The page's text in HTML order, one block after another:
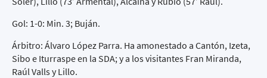
Gol: 1-0: Min. 3; Buján.
Árbitro: Álvaro López Parra. Ha amonestado a Cantón, Izeta,
Sibo e Iturraspe en la SDA; y a los visitantes Fran Miranda,
Raúl Valls y Lillo.